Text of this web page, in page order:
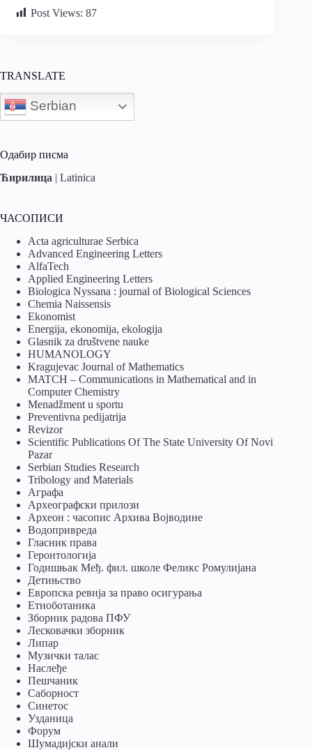
Post Views: 87
TRANSLATE
Serbian
Одабир писма
Ћирилица | Latinica
ЧАСОПИСИ
Acta agriculturae Serbica
Advanced Engineering Letters
AlfaTech
Applied Engineering Letters
Biologica Nyssana : journal of Biological Sciences
Chemia Naissensis
Ekonomist
Energija, ekonomija, ekologija
Glasnik za društvene nauke
HUMANOLOGY
Kragujevac Journal of Mathematics
MATCH – Communications in Mathematical and in
Computer Chemistry
Menadžment u sportu
Preventivna pedijatrija
Revizor
Scientific Publications Of The State University Of Novi
Pazar
Serbian Studies Research
Tribology and Materials
Аграфа
Археографски прилози
Археон : часопис Архива Војводине
Водопривреда
Гласник права
Геронтологија
Годишњак Међ. фил. школе Феликс Ромулијана
Детињство
Европска ревија за право осигурања
Eтноботаника
Зборник радова ПФУ
Лесковачки зборник
Липар
Музички талас
Наслеђе
Пешчаник
Саборност
Синетос
Узданица
Форум
Шумадијски анали